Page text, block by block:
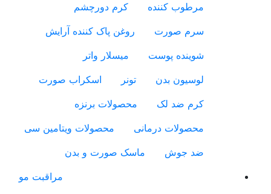
مرطوب کننده
کرم دورچشم
سرم صورت
روغن پاک کننده آرایش
شوینده پوست
میسلار واتر
لوسیون بدن
تونر
اسکراب صورت
کرم ضد لک
محصولات برنزه
محصولات درمانی
محصولات ویتامین سی
ضد جوش
ماسک صورت و بدن
مراقبت مو